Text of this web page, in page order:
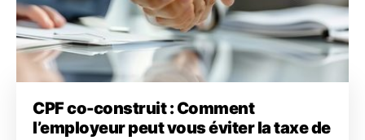
CPF co-construit : Comment
l’employeur peut vous éviter la taxe de